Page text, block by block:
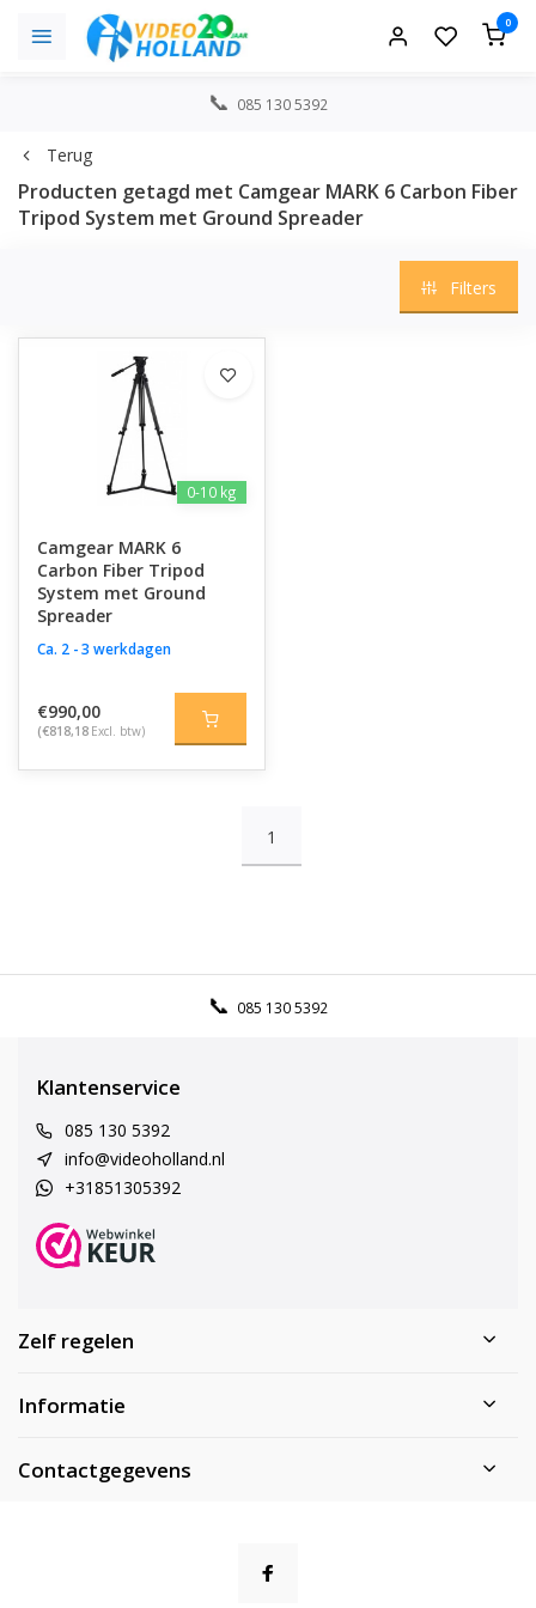
0
085 130 5392
Terug
Producten getagd met Camgear MARK 6 Carbon Fiber
Tripod System met Ground Spreader
Filters
0-10 kg
Camgear MARK 6
Carbon Fiber Tripod
System met Ground
Spreader
Ca. 2 - 3 werkdagen
€990,00
(€818,18 Excl. btw)
1
085 130 5392
Klantenservice
085 130 5392
info@videoholland.nl
+31851305392
Zelf regelen
Informatie
Contactgegevens